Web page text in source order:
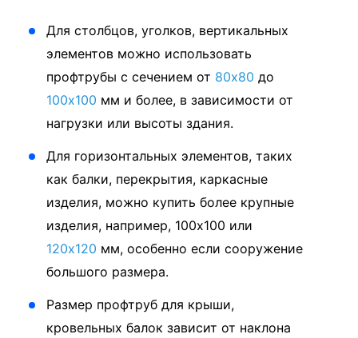
Для столбцов, уголков, вертикальных
элементов можно использовать
профтрубы с сечением от 80x80 до
100x100 мм и более, в зависимости от
нагрузки или высоты здания.
Для горизонтальных элементов, таких
как балки, перекрытия, каркасные
изделия, можно купить более крупные
изделия, например, 100x100 или
120x120 мм, особенно если сооружение
большого размера.
Размер профтруб для крыши,
кровельных балок зависит от наклона